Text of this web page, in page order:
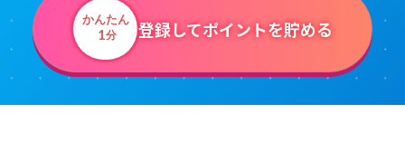
かんたん
1分 登録してポイントを貯める